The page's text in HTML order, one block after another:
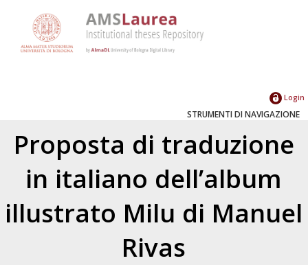
Login
STRUMENTI DI NAVIGAZIONE
Proposta di traduzione
in italiano dell’album
illustrato Milu di Manuel
Rivas